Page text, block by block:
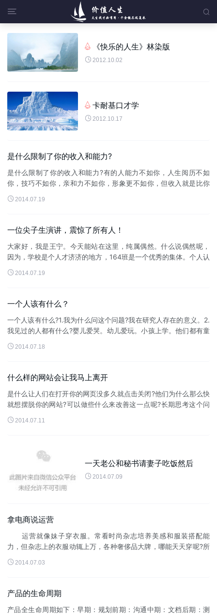
 
 《快乐的人生》林染版
 2012.10.02
 卡耐基口才学
 2012.10.17
是什么限制了你的收入和能力?
是什么限制了你的收入和能力?有的人能力不如你，人生阅历不如
你，技巧不如你，亲和力不如你，形象更不如你，但收入就是比你
高!是什么限制了你的收入?1：否定性思想比如：不可能、没办法、
怎么会?没想过、不知道...
 2014.07.19
一位尖子生演讲，震惊了所有人！
大家好，我是王宁。今天能站在这里，纯属偶然。什么说偶然呢，
因为，学校是个人才济济的地方，164班是一个优秀的集体。个人认
为，班级前二十几名的同学，时机适宜，谁考班上第一名都有可
能。妈妈对我说：考了第一...
 2014.07.19
一个人该有什么？
一个人该有什么?1.我为什么问这个问题?我在研究人存在的意义。2.
我见过的人都有什么?婴儿爱哭。幼儿爱玩。小孩上学。他们都有童
年。少年有梦想。中学恋爱。大学丰富多彩。他们都有快乐。这是
我见到的表面的现...
 2014.07.18
什么样的网站会让我马上离开
是什么让人们在打开你的网页没多久就点击关闭?他们为什么那么快
就想摆脱你的网站?可以做些什么来改善这一点呢?长期思考这个问
题之后，我发现了比原本想象的还要多的一些因素。如果把一下因
素单独考虑的话，可能还...
 2014.07.11
一天老公和秘书请妻子吃饭然后
 2014.07.09
拿电商说运营
运营就像妹子穿衣服。常看时尚杂志培养美感和服装搭配能
力，但杂志上的衣服动辄上万，各种奢侈品大牌，哪能天天穿呢?所
以，看完杂志之后，日常穿什么，怎么搭配，在日复一日中掌握美
感，并建立适合自己的穿衣体...
 2014.07.03
产品的生命周期
产品全生命周期如下：早期：规划前期：沟通中期：文档后期：测